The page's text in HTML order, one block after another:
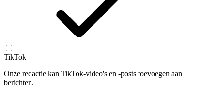
TikTok
Onze redactie kan TikTok-video's en -posts toevoegen aan
berichten.